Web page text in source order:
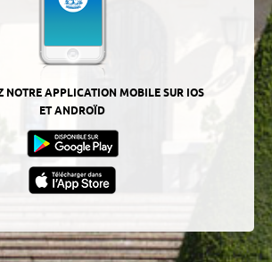
NOTRE APPLICATION MOBILE SUR IOS
ET ANDROÏD